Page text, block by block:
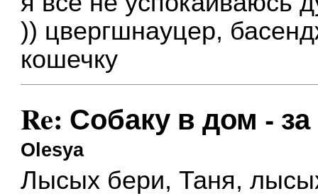
)) цвергшнауцер,
кошечку
Re: Собаку в дом -
Olesya
Лысых бери, Таня,